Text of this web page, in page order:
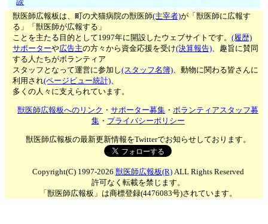
獣医師広報板は、町の犬猫病院の獣医師(主宰者)が「獣医師に広報す
る」「獣医師が広報する」
ことを主たる目的として1997年に開設したウェブサイトです。(履歴)
サポーターや広告主の方々から資金応援を受け(決算報告)、趣旨に賛同
する人たちがボランティア
スタッフとなって運営に参加し(スタッフ名簿)、動物に関わる皆さんに
利用され(ページビュー統計)、
多くの人々に支えられています。
獣医師広報板へのリンク ・サポーター募集 ・ボランティアスタッフ募
集・ プライバシーポリシー
獣医師広報板の最新更新情報をTwitterでお知らせしております。
Copyright(C) 1997-2026 獣医師広報板(R)ALL Rights Reserved
許可なく転載を禁じます。
「獣医師広報板」は商標登録(4476083号)されています。